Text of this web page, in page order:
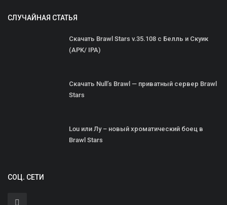
СЛУЧАЙНАЯ СТАТЬЯ
Скачать Brawl Stars v.35.108 с Белль и Скуик
(APK/ IPA)
Скачать Null’s Brawl — приватный сервер Brawl
Stars
Lou или Лу – новый хроматический боец в
Brawl Stars
СОЦ. СЕТИ